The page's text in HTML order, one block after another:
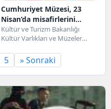
Cumhuriyet Müzesi, 23
Nisan’da misafirlerini
ağırlayacak
Kültür ve Turizm Bakanlığı
Kültür Varlıkları ve Müzeler
‘Z Kuşağının Kaleminden Tarih,...
5 » Sonraki